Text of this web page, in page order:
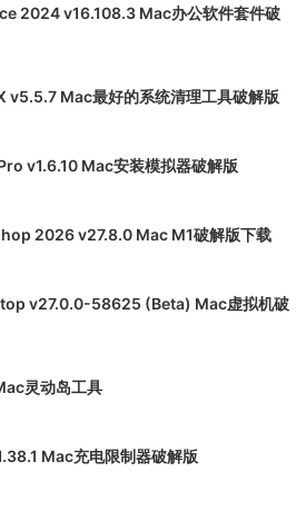
2024 v16.108.3 Mac办公软件套件破
v5.5.7 Mac最好的系统清理工具破解版
v1.6.10 Mac安装模拟器破解版
2026 v27.8.0 Mac M1破解版下载
v27.0.0-58625 (Beta) Mac虚拟机破
灵动岛工具
Mac充电限制器破解版